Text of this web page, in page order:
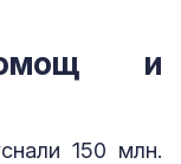
и
150 млн.